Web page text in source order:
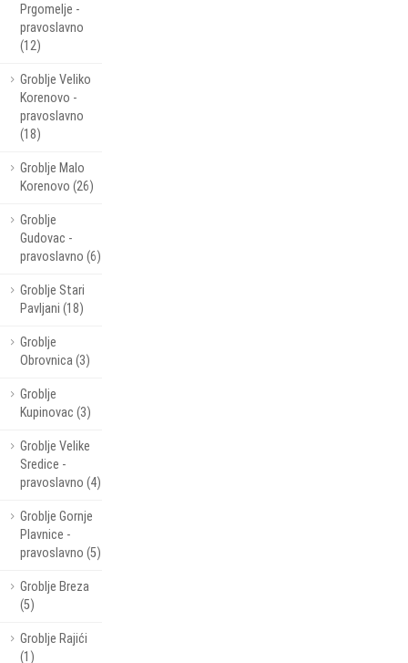
Prgomelje -
pravoslavno
(12)
Groblje Veliko
Korenovo -
pravoslavno
(18)
Groblje Malo
Korenovo (26)
Groblje
Gudovac -
pravoslavno (6)
Groblje Stari
Pavljani (18)
Groblje
Obrovnica (3)
Groblje
Kupinovac (3)
Groblje Velike
Sredice -
pravoslavno (4)
Groblje Gornje
Plavnice -
pravoslavno (5)
Groblje Breza
(5)
Groblje Rajići
(1)